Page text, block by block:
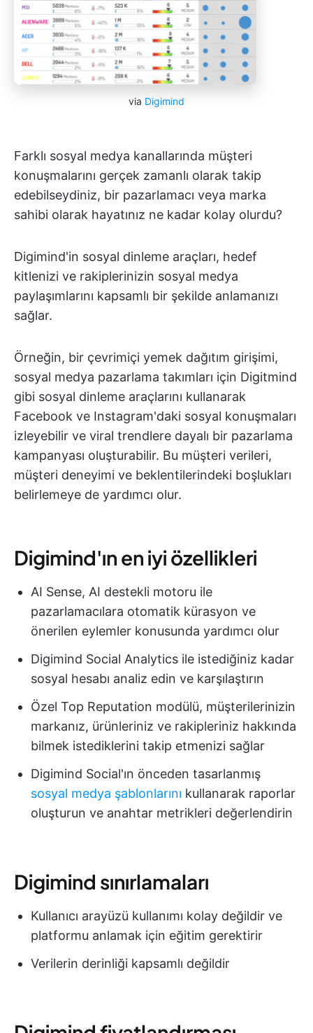
via Digimind
Farklı sosyal medya kanallarında müşteri
konuşmalarını gerçek zamanlı olarak takip
edebilseydiniz, bir pazarlamacı veya marka
sahibi olarak hayatınız ne kadar kolay olurdu?
Digimind'in sosyal dinleme araçları, hedef
kitlenizi ve rakiplerinizin sosyal medya
paylaşımlarını kapsamlı bir şekilde anlamanızı
sağlar.
Örneğin, bir çevrimiçi yemek dağıtım girişimi,
sosyal medya pazarlama takımları için Digitmind
gibi sosyal dinleme araçlarını kullanarak
Facebook ve Instagram'daki sosyal konuşmaları
izleyebilir ve viral trendlere dayalı bir pazarlama
kampanyası oluşturabilir. Bu müşteri verileri,
müşteri deneyimi ve beklentilerindeki boşlukları
belirlemeye de yardımcı olur.
Digimind'ın en iyi özellikleri
AI Sense, AI destekli motoru ile
pazarlamacılara otomatik kürasyon ve
önerilen eylemler konusunda yardımcı olur
Digimind Social Analytics ile istediğiniz kadar
sosyal hesabı analiz edin ve karşılaştırın
Özel Top Reputation modülü, müşterilerinizin
markanız, ürünleriniz ve rakipleriniz hakkında
bilmek istediklerini takip etmenizi sağlar
Digimind Social'ın önceden tasarlanmış
sosyal medya şablonlarını kullanarak raporlar
oluşturun ve anahtar metrikleri değerlendirin
Digimind sınırlamaları
Kullanıcı arayüzü kullanımı kolay değildir ve
platformu anlamak için eğitim gerektirir
Verilerin derinliği kapsamlı değildir